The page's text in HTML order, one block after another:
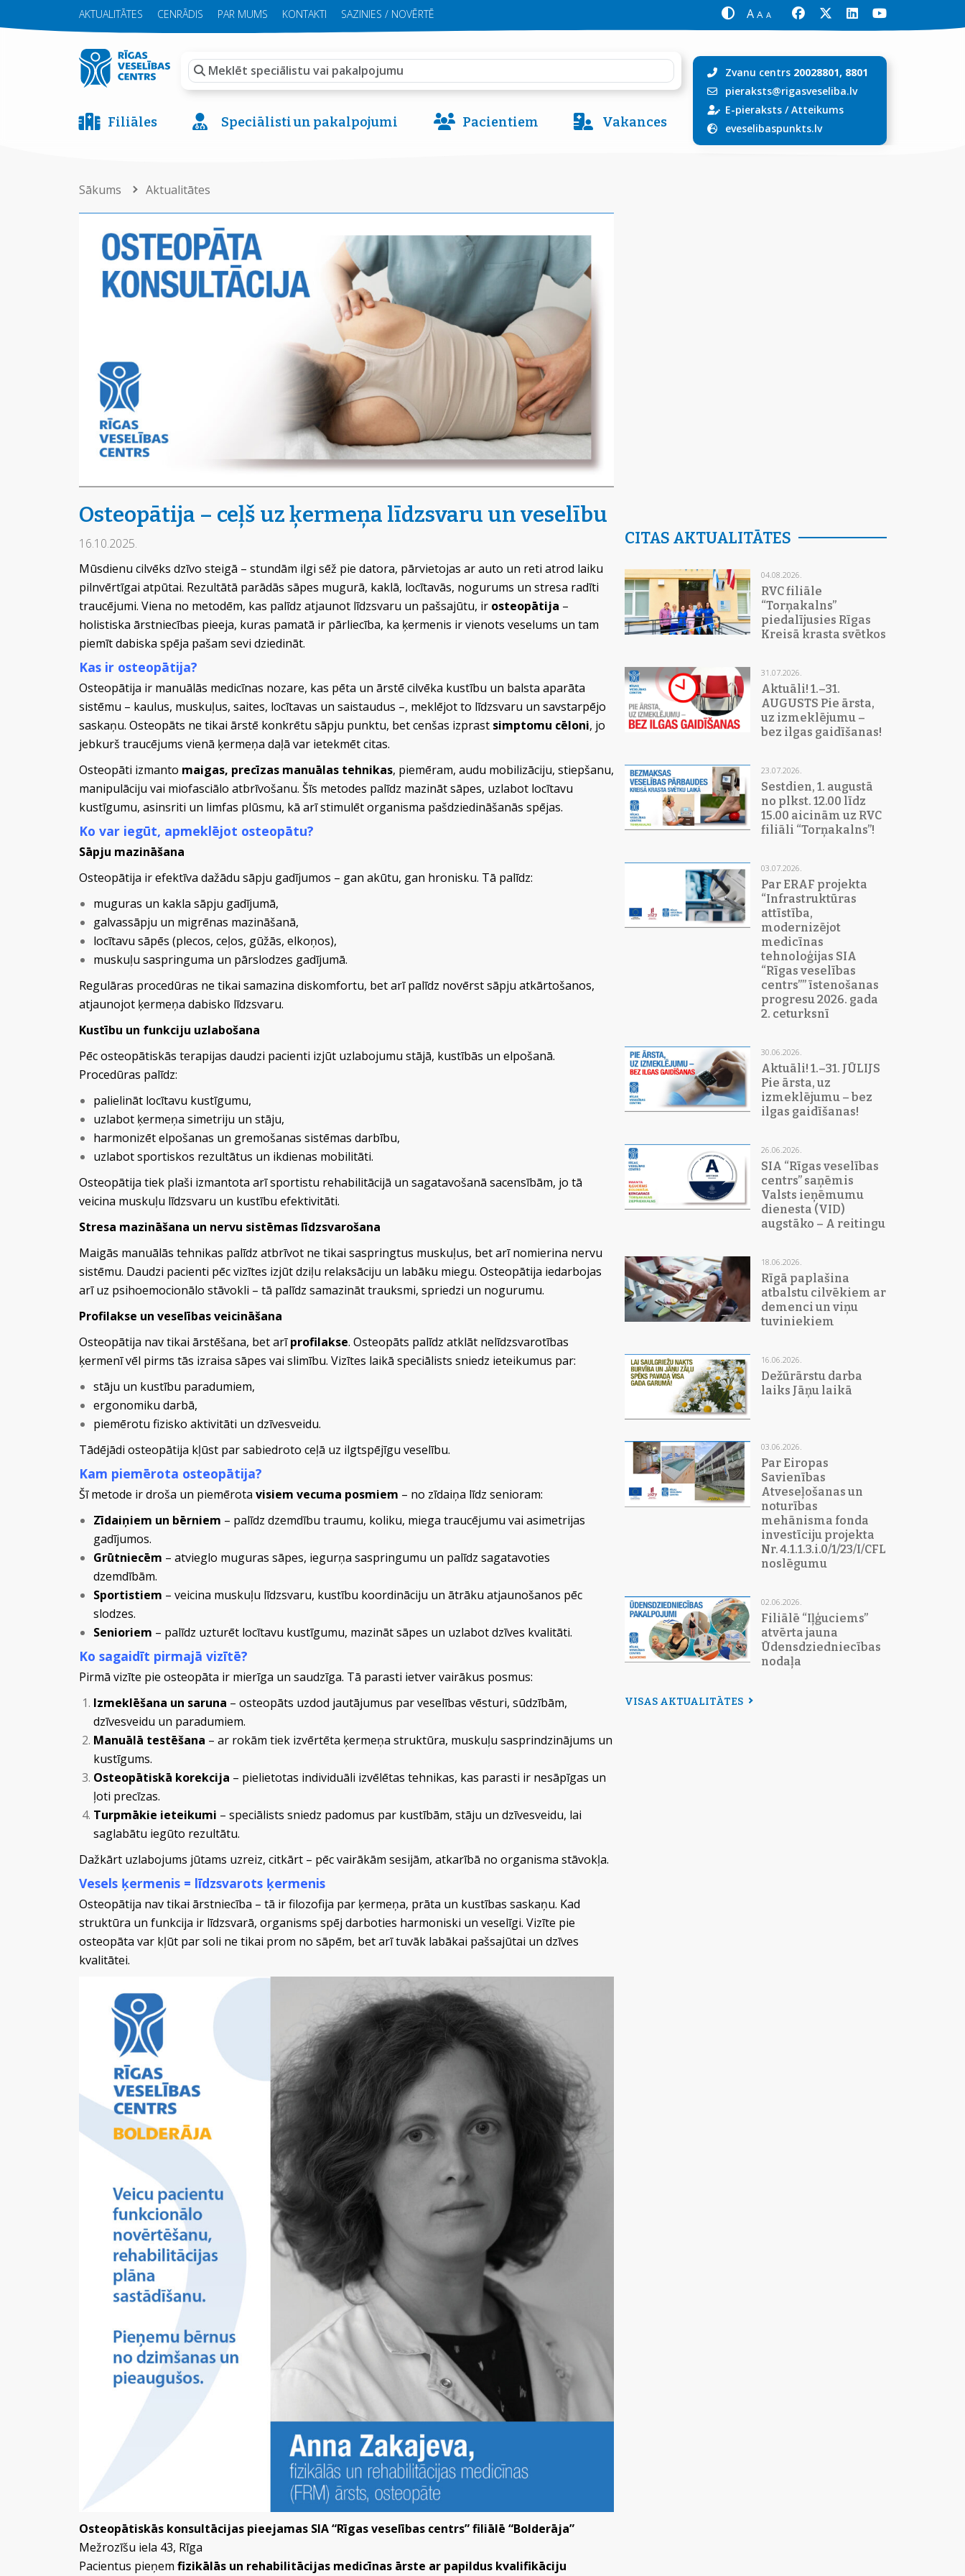
AKTUALITĀTES CENRĀDIS PAR MUMS KONTAKTI SAZINIES / NOVĒRTĒ A A A
Filiāles Speciālisti un pakalpojumi Pacientiem Vakances
Zvanu centrs 20028801, 8801
pieraksts@rigasveseliba.lv
E-pieraksts/Atteikums
eveselibaspunkts.lv
Sākums Aktualitātes
Osteopātija – ceļš uz ķermeņa līdzsvaru un veselību
16.10.2025.
Mūsdienu cilvēks dzīvo steigā – stundām ilgi sēž pie datora, pārvietojas ar auto un reti atrod laiku
pilnvērtīgai atpūtai. Rezultātā parādās sāpes mugurā, kaklā, locītavās, nogurums un stresa radīti
traucējumi. Viena no metodēm, kas palīdz atjaunot līdzsvaru un pašsajūtu, ir osteopātija –
holistiska ārstniecības pieeja, kuras pamatā ir pārliecība, ka ķermenis ir vienots veselums un tam
piemīt dabiska spēja pašam sevi dziedināt.
Kas ir osteopātija?
Osteopātija ir manuālās medicīnas nozare, kas pēta un ārstē cilvēka kustību un balsta aparāta
sistēmu – kaulus, muskuļus, saites, locītavas un saistaudus –, meklējot to līdzsvaru un savstarpējo
saskaņu. Osteopāts ne tikai ārstē konkrētu sāpju punktu, bet cenšas izprast simptomu cēloni, jo
jebkurš traucējums vienā ķermeņa daļā var ietekmēt citas.
Osteopāti izmanto maigas, precīzas manuālas tehnikas, piemēram, audu mobilizāciju, stiepšanu,
manipulāciju vai miofasciālo atbrīvošanu. Šīs metodes palīdz mazināt sāpes, uzlabot locītavu
kustīgumu, asinsriti un limfas plūsmu, kā arī stimulēt organisma pašdziedināšanās spējas.
Ko var iegūt, apmeklējot osteopātu?
Sāpju mazināšana
Osteopātija ir efektīva dažādu sāpju gadījumos – gan akūtu, gan hronisku. Tā palīdz:
muguras un kakla sāpju gadījumā,
galvassāpju un migrēnas mazināšanā,
locītavu sāpēs (plecos, ceļos, gūžās, elkoņos),
muskuļu saspringuma un pārslodzes gadījumā.
Regulāras procedūras ne tikai samazina diskomfortu, bet arī palīdz novērst sāpju atkārtošanos,
atjaunojot ķermeņa dabisko līdzsvaru.
Kustību un funkciju uzlabošana
Pēc osteopātiskās terapijas daudzi pacienti izjūt uzlabojumu stājā, kustībās un elpošanā.
Procedūras palīdz:
palielināt locītavu kustīgumu,
uzlabot ķermeņa simetriju un stāju,
harmonizēt elpošanas un gremošanas sistēmas darbību,
uzlabot sportiskos rezultātus un ikdienas mobilitāti.
Osteopātija tiek plaši izmantota arī sportistu rehabilitācijā un sagatavošanā sacensībām, jo tā
veicina muskuļu līdzsvaru un kustību efektivitāti.
Stresa mazināšana un nervu sistēmas līdzsvarošana
Maigās manuālās tehnikas palīdz atbrīvot ne tikai saspringtus muskuļus, bet arī nomierina nervu
sistēmu. Daudzi pacienti pēc vizītes izjūt dziļu relaksāciju un labāku miegu. Osteopātija iedarbojas
arī uz psihoemocionālo stāvokli – tā palīdz samazināt trauksmi, spriedzi un nogurumu.
Profilakse un veselības veicināšana
Osteopātija nav tikai ārstēšana, bet arīprofilakse. Osteopāts palīdz atklāt nelīdzsvarotības
ķermenī vēl pirms tās izraisa sāpes vai slimību. Vizītes laikā speciālists sniedz ieteikumus par:
stāju un kustību paradumiem,
ergonomiku darbā,
piemērotu fizisko aktivitāti un dzīvesveidu.
Tādējādi osteopātija kļūst par sabiedroto ceļā uz ilgtspējīgu veselību.
Kam piemērota osteopātija?
Šī metode ir droša un piemērota visiem vecuma posmiem – no zīdaiņa līdz senioram:
Zīdaiņiem un bērniem – palīdz dzemdību traumu, koliku, miega traucējumu vai asimetrijas
gadījumos.
Grūtniecēm – atvieglo muguras sāpes, iegurņa saspringumu un palīdz sagatavoties
dzemdībām.
Sportistiem – veicina muskuļu līdzsvaru, kustību koordināciju un ātrāku atjaunošanos pēc
slodzes.
Senioriem – palīdz uzturēt locītavu kustīgumu, mazināt sāpes un uzlabot dzīves kvalitāti.
Ko sagaidīt pirmajā vizītē?
Pirmā vizīte pie osteopāta ir mierīga un saudzīga. Tā parasti ietver vairākus posmus:
Izmeklēšana un saruna – osteopāts uzdod jautājumus par veselības vēsturi, sūdzībām,
dzīvesveidu un paradumiem.
Manuālā testēšana – ar rokām tiek izvērtēta ķermeņa struktūra, muskuļu sasprindzinājums un
kustīgums.
Osteopātiskā korekcija – pielietotas individuāli izvēlētas tehnikas, kas parasti ir nesāpīgas un
ļoti precīzas.
Turpmākie ieteikumi – speciālists sniedz padomus par kustībām, stāju un dzīvesveidu, lai
saglabātu iegūto rezultātu.
Dažkārt uzlabojums jūtams uzreiz, citkārt – pēc vairākām sesijām, atkarībā no organisma stāvokļa.
Vesels ķermenis = līdzsvarots ķermenis
Osteopātija nav tikai ārstniecība – tā ir filozofija par ķermeņa, prāta un kustības saskaņu. Kad
struktūra un funkcija ir līdzsvarā, organisms spēj darboties harmoniski un veselīgi. Vizīte pie
osteopāta var kļūt par soli ne tikai prom no sāpēm, bet arī tuvāk labākai pašsajūtai un dzīves
kvalitātei.
Osteopātiskās konsultācijas pieejamas SIA “Rīgas veselības centrs” filiālē “Bolderāja”
Mežrozīšu iela 43, Rīga
Pacientus pieņem fizikālās un rehabilitācijas medicīnas ārste ar papildus kvalifikāciju
CITAS AKTUALITĀTES
04.08.2026.
RVC filiāle
“Torņakalns”
piedalījusies Rīgas
Kreisā krasta svētkos
31.07.2026.
Aktuāli! 1.–31.
AUGUSTS Pie ārsta,
uz izmeklējumu –
bez ilgas gaidīšanas!
23.07.2026.
Sestdien, 1. augustā
no plkst. 12.00 līdz
15.00 aicinām uz RVC
filiāli “Torņakalns”!
03.07.2026.
Par ERAF projekta
“Infrastruktūras
attīstība,
modernizējot
medicīnas
tehnoloģijas SIA
“Rīgas veselības
centrs”” īstenošanas
progresu 2026. gada
2. ceturksnī
30.06.2026.
Aktuāli! 1.–31. JŪLIJS
Pie ārsta, uz
izmeklējumu – bez
ilgas gaidīšanas!
26.06.2026.
SIA “Rīgas veselības
centrs” saņēmis
Valsts ieņēmumu
dienesta (VID)
augstāko – A reitingu
18.06.2026.
Rīgā paplašina
atbalstu cilvēkiem ar
demenci un viņu
tuviniekiem
16.06.2026.
Dežūrārstu darba
laiks Jāņu laikā
03.06.2026.
Par Eiropas
Savienības
Atveseļošanas un
noturības
mehānisma fonda
investīciju projekta
Nr. 4.1.1.3.i.0/1/23/I/CFLA/015
noslēgumu
02.06.2026.
Filiālē “Iļģuciems”
atvērta jauna
Ūdensdziedniecības
nodaļa
VISAS AKTUALITĀTES